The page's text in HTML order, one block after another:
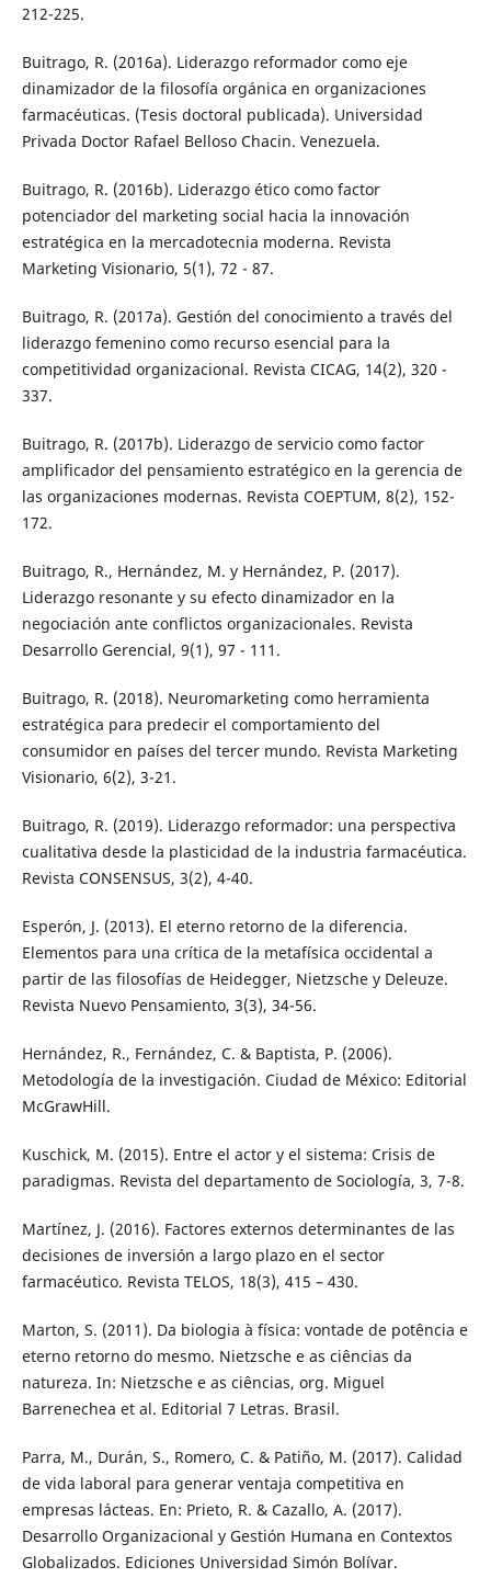
212-225.
Buitrago, R. (2016a). Liderazgo reformador como eje
dinamizador de la filosofía orgánica en organizaciones
farmacéuticas. (Tesis doctoral publicada). Universidad
Privada Doctor Rafael Belloso Chacin. Venezuela.
Buitrago, R. (2016b). Liderazgo ético como factor
potenciador del marketing social hacia la innovación
estratégica en la mercadotecnia moderna. Revista
Marketing Visionario, 5(1), 72 - 87.
Buitrago, R. (2017a). Gestión del conocimiento a través del
liderazgo femenino como recurso esencial para la
competitividad organizacional. Revista CICAG, 14(2), 320 -
337.
Buitrago, R. (2017b). Liderazgo de servicio como factor
amplificador del pensamiento estratégico en la gerencia de
las organizaciones modernas. Revista COEPTUM, 8(2), 152-
172.
Buitrago, R., Hernández, M. y Hernández, P. (2017).
Liderazgo resonante y su efecto dinamizador en la
negociación ante conflictos organizacionales. Revista
Desarrollo Gerencial, 9(1), 97 - 111.
Buitrago, R. (2018). Neuromarketing como herramienta
estratégica para predecir el comportamiento del
consumidor en países del tercer mundo. Revista Marketing
Visionario, 6(2), 3-21.
Buitrago, R. (2019). Liderazgo reformador: una perspectiva
cualitativa desde la plasticidad de la industria farmacéutica.
Revista CONSENSUS, 3(2), 4-40.
Esperón, J. (2013). El eterno retorno de la diferencia.
Elementos para una crítica de la metafísica occidental a
partir de las filosofías de Heidegger, Nietzsche y Deleuze.
Revista Nuevo Pensamiento, 3(3), 34-56.
Hernández, R., Fernández, C. & Baptista, P. (2006).
Metodología de la investigación. Ciudad de México: Editorial
McGrawHill.
Kuschick, M. (2015). Entre el actor y el sistema: Crisis de
paradigmas. Revista del departamento de Sociología, 3, 7-8.
Martínez, J. (2016). Factores externos determinantes de las
decisiones de inversión a largo plazo en el sector
farmacéutico. Revista TELOS, 18(3), 415 – 430.
Marton, S. (2011). Da biologia à física: vontade de potência e
eterno retorno do mesmo. Nietzsche e as ciências da
natureza. In: Nietzsche e as ciências, org. Miguel
Barrenechea et al. Editorial 7 Letras. Brasil.
Parra, M., Durán, S., Romero, C. & Patiño, M. (2017). Calidad
de vida laboral para generar ventaja competitiva en
empresas lácteas. En: Prieto, R. & Cazallo, A. (2017).
Desarrollo Organizacional y Gestión Humana en Contextos
Globalizados. Ediciones Universidad Simón Bolívar.